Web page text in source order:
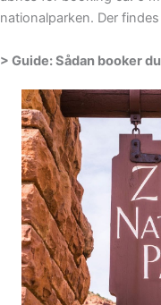
nationalparken. Der
> Guide: Sådan booker du